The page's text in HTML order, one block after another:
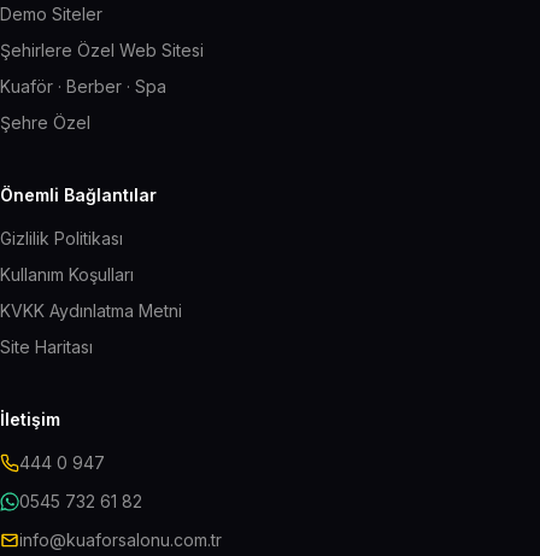
Demo Siteler
Şehirlere Özel Web Sitesi
Kuaför · Berber · Spa
Şehre Özel
Önemli Bağlantılar
Gizlilik Politikası
Kullanım Koşulları
KVKK Aydınlatma Metni
Site Haritası
İletişim
444 0 947
0545 732 61 82
info@kuaforsalonu.com.tr